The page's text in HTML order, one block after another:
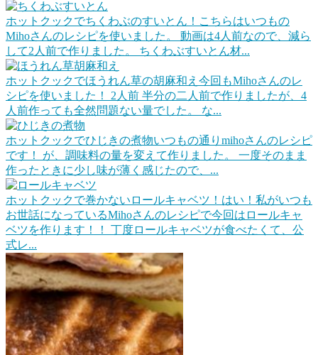
ホットクックでちくわぶのすいとん！ こちらはいつもの
Mihoさんのレシピを使いました。 動画は4人前なので、減ら
して2人前で作りました。 ちくわぶすいとん材...
ホットクックでほうれん草の胡麻和え 今回もMihoさんのレ
シピを使いました！ 2人前 半分の二人前で作りましたが、4
人前作っても全然問題ない量でした。 な...
ホットクックでひじきの煮物いつもの通りmihoさんのレシピ
です！ が、調味料の量を変えて作りました。 一度そのまま
作ったときに少し味が薄く感じたので、...
ホットクックで巻かないロールキャベツ！ はい！私がいつも
お世話になっているMihoさんのレシピで今回はロールキャ
ベツを作ります！！ 丁度ロールキャベツが食べたくて、公
式レ...